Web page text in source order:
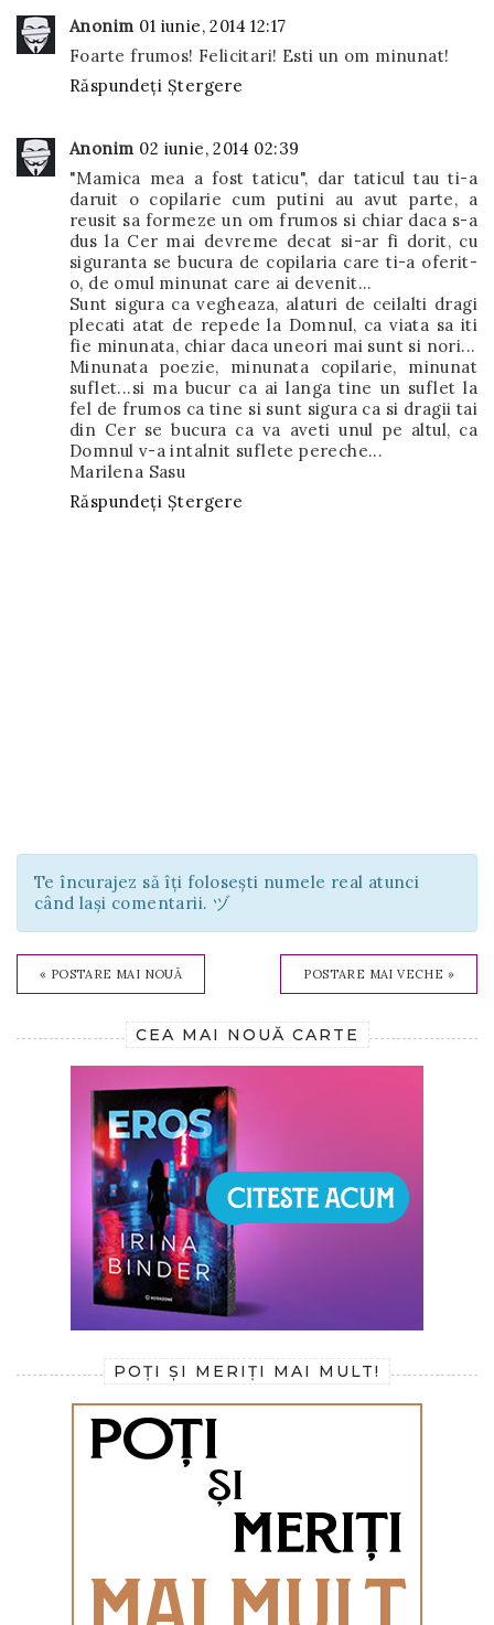
Anonim 01 iunie, 2014 12:17
Foarte frumos! Felicitari! Esti un om minunat!
Răspundeți Ștergere
Anonim 02 iunie, 2014 02:39
"Mamica mea a fost taticu", dar taticul tau ti-a
daruit o copilarie cum putini au avut parte, a
reusit sa formeze un om frumos si chiar daca s-a
dus la Cer mai devreme decat si-ar fi dorit, cu
siguranta se bucura de copilaria care ti-a oferit-
o, de omul minunat care ai devenit...
Sunt sigura ca vegheaza, alaturi de ceilalti dragi
plecati atat de repede la Domnul, ca viata sa iti
fie minunata, chiar daca uneori mai sunt si nori...
Minunata poezie, minunata copilarie, minunat
suflet...si ma bucur ca ai langa tine un suflet la
fel de frumos ca tine si sunt sigura ca si dragii tai
din Cer se bucura ca va aveti unul pe altul, ca
Domnul v-a intalnit suflete pereche...
Marilena Sasu
Răspundeți Ștergere
Te încurajez să îți folosești numele real atunci
când lași comentarii. ヅ
« POSTARE MAI NOUĂ POSTARE MAI VECHE »
CEA MAI NOUĂ CARTE
POȚI ȘI MERIȚI MAI MULT!